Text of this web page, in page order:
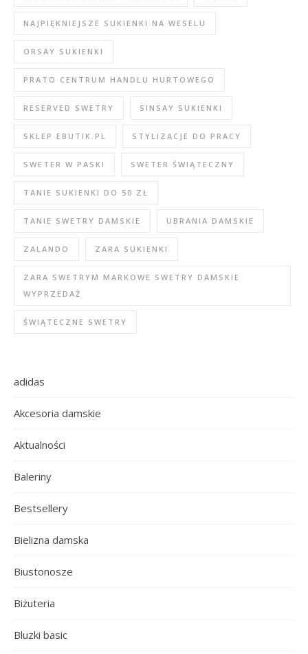
NAJPIĘKNIEJSZE SUKIENKI NA WESELU
ORSAY SUKIENKI
PRATO CENTRUM HANDLU HURTOWEGO
RESERVED SWETRY SINSAY SUKIENKI
SKLEP EBUTIK.PL STYLIZACJE DO PRACY
SWETER W PASKI SWETER ŚWIĄTECZNY
TANIE SUKIENKI DO 50 ZŁ
TANIE SWETRY DAMSKIE UBRANIA DAMSKIE
ZALANDO ZARA SUKIENKI
ZARA SWETRYM MARKOWE SWETRY DAMSKIE
WYPRZEDAŻ
ŚWIĄTECZNE SWETRY
adidas
Akcesoria damskie
Aktualności
Baleriny
Bestsellery
Bielizna damska
Biustonosze
Biżuteria
Bluzki basic